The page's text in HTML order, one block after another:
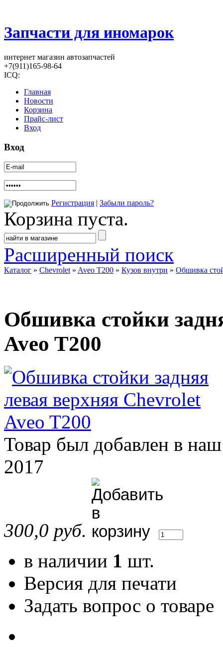
Запчасти для иномарок
интернет магазин автозапчастей
+7(911)165-98-64
ICQ:
Главная
Новости
Корзина
Прайс-лист
Вход
Вход
Регистрация | Забыли пароль?
Корзина пуста.
Расширенный поиск
Каталог » Chevrolet » Aveo T200 » Кузов внутри » Обшивка
Обшивка стойки
Aveo T200
Товар был добавлен в
2017
300,0 руб.
в наличии 1 шт.
Версия для печати
Задать вопрос о товаре